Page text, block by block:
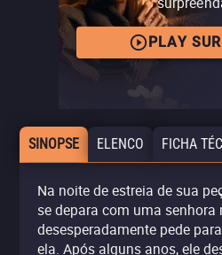
PLAY
SINOPSE ELENCO FICHA
Na noite de estreia de sua
se depara com uma senhora
desesperadamente pede
ela. Após alguns anos, ele